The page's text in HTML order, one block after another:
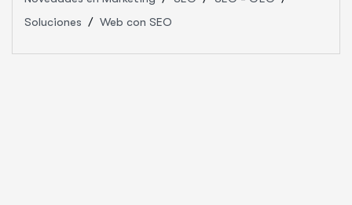
Soluciones
Web con SEO